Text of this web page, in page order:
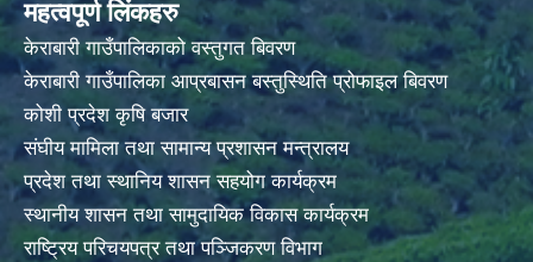
महत्वपूर्ण लिंकहरु
केराबारी गाउँपालिकाको वस्तुगत बिवरण
केराबारी गाउँपालिका आप्रबासन बस्तुस्थिति प्रोफाइल बिवरण
कोशी प्रदेश कृषि बजार
संघीय मामिला तथा सामान्य प्रशासन मन्त्रालय
प्रदेश तथा स्थानिय शासन सहयोग कार्यक्रम
स्थानीय शासन तथा सामुदायिक विकास कार्यक्रम
राष्ट्रिय परिचयपत्र तथा पञ्जिकरण विभाग